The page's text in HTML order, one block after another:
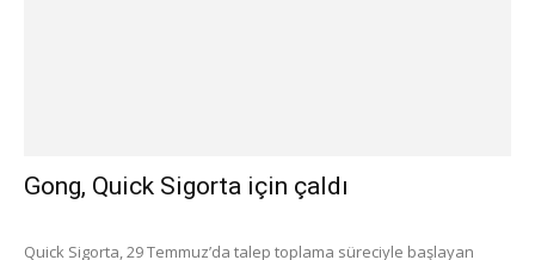
Gong, Quick Sigorta için çaldı
Quick Sigorta, 29 Temmuz’da talep toplama süreciyle başlayan